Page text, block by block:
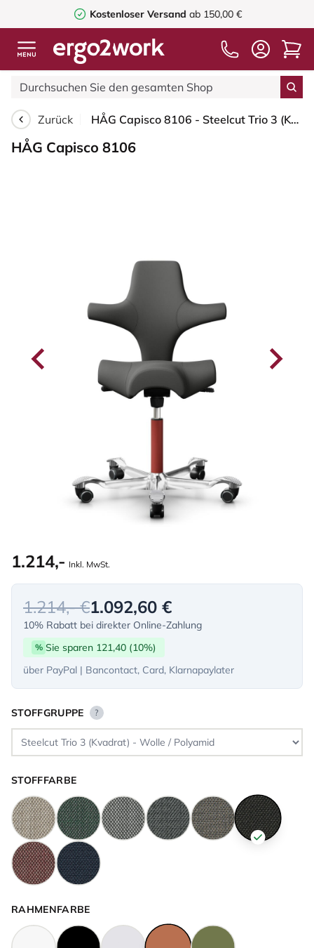
Kostenloser Versand ab 150,00 €
Zurück HÅG Capisco 8106 - Steelcut Trio 3 (Kvadrat) - Wolle / Polyamid - STT383 - Charcoal - Blush Rose - 150mm (Sitzhöhe 40-55cm) - Weiche Rollen für harte Böden
HÅG Capisco 8106
1.214,- Inkl. MwSt.
1.214,- €1.092,60 €
10% Rabatt bei direkter Online-Zahlung
% Sie sparen 121,40 (10%)
über PayPal | Bancontact, Card, Klarnapaylater
STOFFGRUPPE ?
STOFFFARBE
RAHMENFARBE